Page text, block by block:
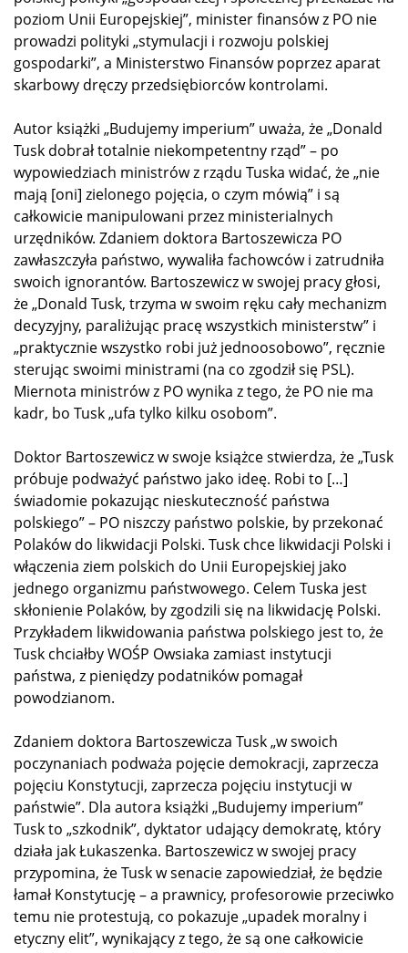
poziom Unii Europejskiej”, minister finansów z PO nie
prowadzi polityki „stymulacji i rozwoju polskiej
gospodarki”, a Ministerstwo Finansów poprzez aparat
skarbowy dręczy przedsiębiorców kontrolami.
Autor książki „Budujemy imperium” uważa, że „Donald
Tusk dobrał totalnie niekompetentny rząd” – po
wypowiedziach ministrów z rządu Tuska widać, że „nie
mają [oni] zielonego pojęcia, o czym mówią” i są
całkowicie manipulowani przez ministerialnych
urzędników. Zdaniem doktora Bartoszewicza PO
zawłaszczyła państwo, wywaliła fachowców i zatrudniła
swoich ignorantów. Bartoszewicz w swojej pracy głosi,
że „Donald Tusk, trzyma w swoim ręku cały mechanizm
decyzyjny, paraliżując pracę wszystkich ministerstw” i
„praktycznie wszystko robi już jednoosobowo”, ręcznie
sterując swoimi ministrami (na co zgodził się PSL).
Miernota ministrów z PO wynika z tego, że PO nie ma
kadr, bo Tusk „ufa tylko kilku osobom”.
Doktor Bartoszewicz w swoje książce stwierdza, że „Tusk
próbuje podważyć państwo jako ideę. Robi to […]
świadomie pokazując nieskuteczność państwa
polskiego” – PO niszczy państwo polskie, by przekonać
Polaków do likwidacji Polski. Tusk chce likwidacji Polski i
włączenia ziem polskich do Unii Europejskiej jako
jednego organizmu państwowego. Celem Tuska jest
skłonienie Polaków, by zgodzili się na likwidację Polski.
Przykładem likwidowania państwa polskiego jest to, że
Tusk chciałby WOŚP Owsiaka zamiast instytucji
państwa, z pieniędzy podatników pomagał
powodzianom.
Zdaniem doktora Bartoszewicza Tusk „w swoich
poczynaniach podważa pojęcie demokracji, zaprzecza
pojęciu Konstytucji, zaprzecza pojęciu instytucji w
państwie”. Dla autora książki „Budujemy imperium”
Tusk to „szkodnik”, dyktator udający demokratę, który
działa jak Łukaszenka. Bartoszewicz w swojej pracy
przypomina, że Tusk w senacie zapowiedział, że będzie
łamał Konstytucję – a prawnicy, profesorowie przeciwko
temu nie protestują, co pokazuje „upadek moralny i
etyczny elit”, wynikający z tego, że są one całkowicie